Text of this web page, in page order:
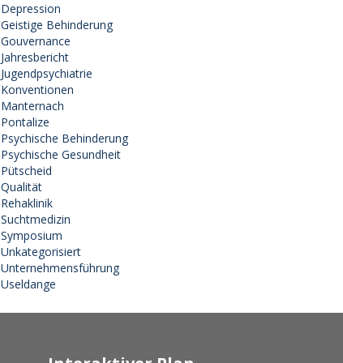
Depression
Geistige Behinderung
Gouvernance
Jahresbericht
Jugendpsychiatrie
Konventionen
Manternach
Pontalize
Psychische Behinderung
Psychische Gesundheit
Pütscheid
Qualität
Rehaklinik
Suchtmedizin
Symposium
Unkategorisiert
Unternehmensführung
Useldange